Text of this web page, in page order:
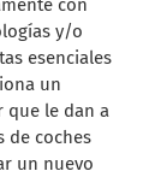
con
y/o
esenciales
un
que le dan a
de coches
un nuevo